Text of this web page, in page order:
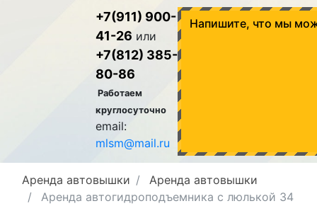
+7(911) 900-
41-26 или
+7(812) 385-
80-86
Работаем
круглосуточно
email:
mlsm@mail.ru
Напишите, что мы
Аренда автовышки
Аренда автовышки
Аренда автогидроподъемника с люлькой 34